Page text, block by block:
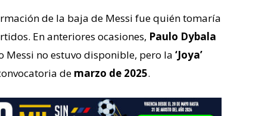
de la baja de Messi fue quién tomaría
En anteriores ocasiones, Paulo Dybala
no estuvo disponible, pero la ‘Joya’
de marzo de 2025.